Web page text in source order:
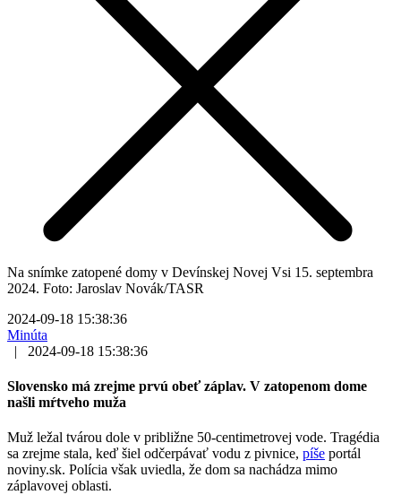
Na snímke zatopené domy v Devínskej Novej Vsi 15. septembra
2024. Foto: Jaroslav Novák/TASR
2024-09-18 15:38:36
Minúta
|
2024-09-18 15:38:36
Slovensko má zrejme prvú obeť záplav. V zatopenom dome
našli mŕtveho muža
Muž ležal tvárou dole v približne 50-centimetrovej vode. Tragédia
sa zrejme stala, keď šiel odčerpávať vodu z pivnice, píše portál
noviny.sk. Polícia však uviedla, že dom sa nachádza mimo
záplavovej oblasti.